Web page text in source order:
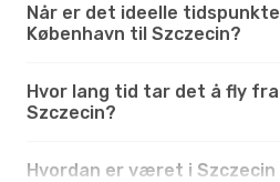
Når er det ideelle
København til Szczecin?
Hvor lang tid tar det å fly
Szczecin?
Hvordan er været i Szczecin